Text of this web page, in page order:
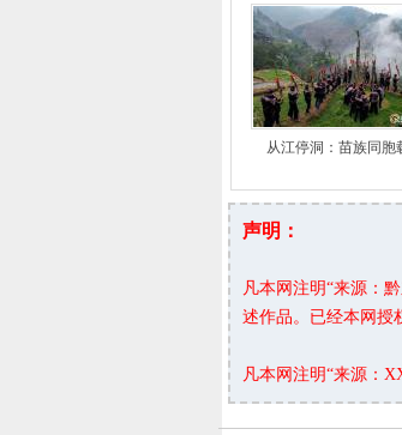
从江停洞：苗族同胞
声明：
凡本网注明“来源：
述作品。已经本网授
凡本网注明“来源：